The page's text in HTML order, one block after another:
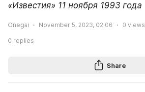
«Известия» 11 ноября 1993 года
Onegai November 5, 2023, 02:06 0 views
0 replies
Share